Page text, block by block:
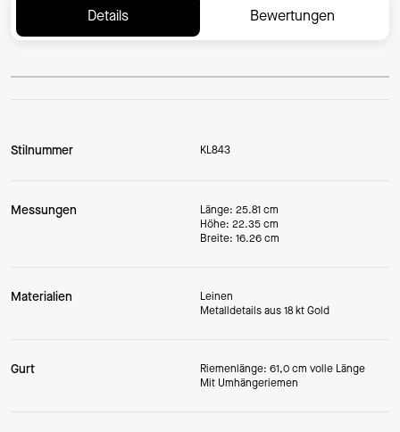
Details Bewertungen
Stilnummer KL843
Messungen
Länge: 25.81 cm
Höhe: 22.35 cm
Breite: 16.26 cm
Materialien
Leinen
Metalldetails aus 18 kt Gold
Gurt
Riemenlänge: 61,0 cm volle Länge
Mit Umhängeriemen